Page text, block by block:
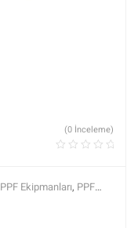
(0 İnceleme)
PPF Ekipmanları, PPF